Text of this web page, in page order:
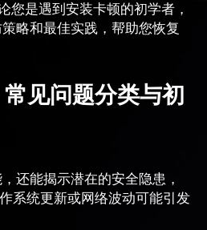
您是遇到安装卡顿的初学者，
略和最佳实践，帮助您恢复
见问题分类与初
还能揭示潜在的安全隐患，
系统更新或网络波动可能引发